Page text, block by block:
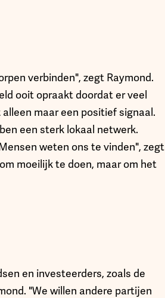
verbinden", zegt Raymond.
ooit opraakt doordat er veel
maar een positief signaal.
een sterk lokaal netwerk.
weten ons te vinden", zegt
moeilijk te doen, maar om het
en investeerders, zoals de
"We willen andere partijen